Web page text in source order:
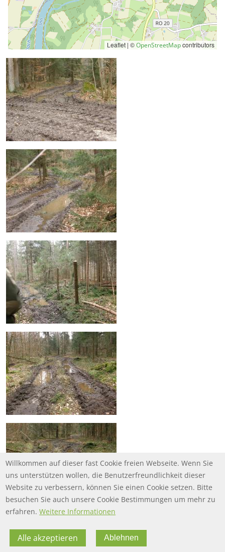
Leaflet | ©OpenStreetMapcontributors
FOOTER MENU
FAQ FOOTER-DATENSCHUTZ
Datenschutz
Willkommen auf dieser fast Cookie freien Webseite. Wenn Sie
uns unterstützen wollen, die Benutzerfreundlichkeit dieser
Website zu verbessern, können Sie einen Cookie setzen. Bitte
besuchen Sie auch unsere Cookie Bestimmungen um mehr zu
erfahren. Weitere Informationen
Alle akzeptieren Ablehnen